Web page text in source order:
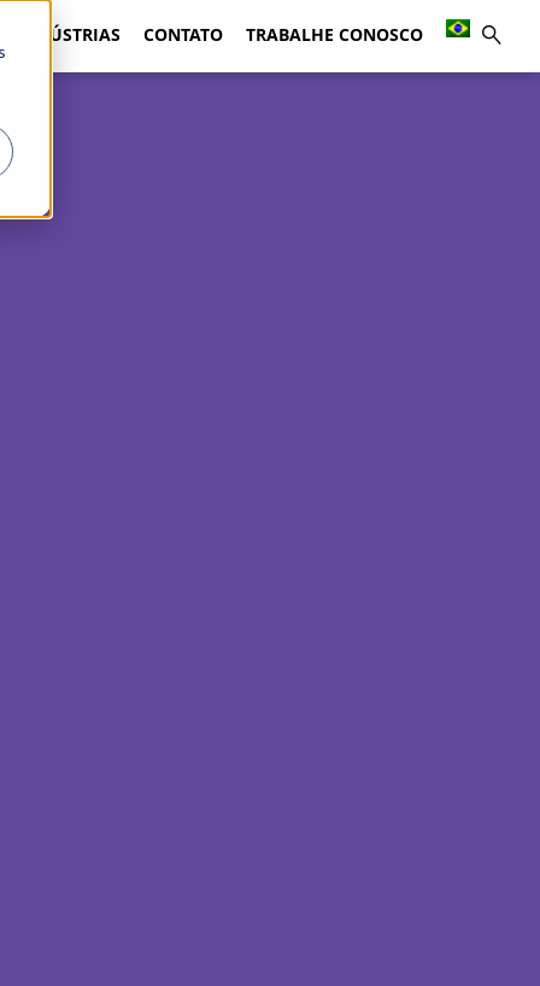
INDÚSTRIAS CONTATO TRABALHE CONOSCO